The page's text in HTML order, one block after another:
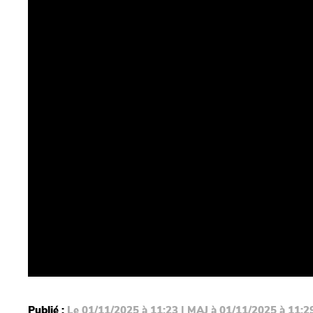
Publié : Le 01/11/2025 à 11:23 | MAJ à 01/11/2025 à